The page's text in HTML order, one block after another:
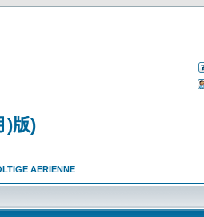
)版)
AERIENNE